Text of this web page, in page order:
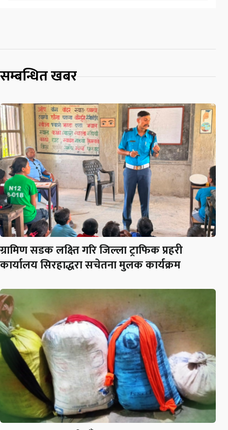
सम्बन्धित खबर
ग्रामिण सडक लक्ष्ति गरि जिल्ला ट्राफिक प्रहरी
कार्यालय सिरहाद्धरा सचेतना मुलक कार्यक्रम